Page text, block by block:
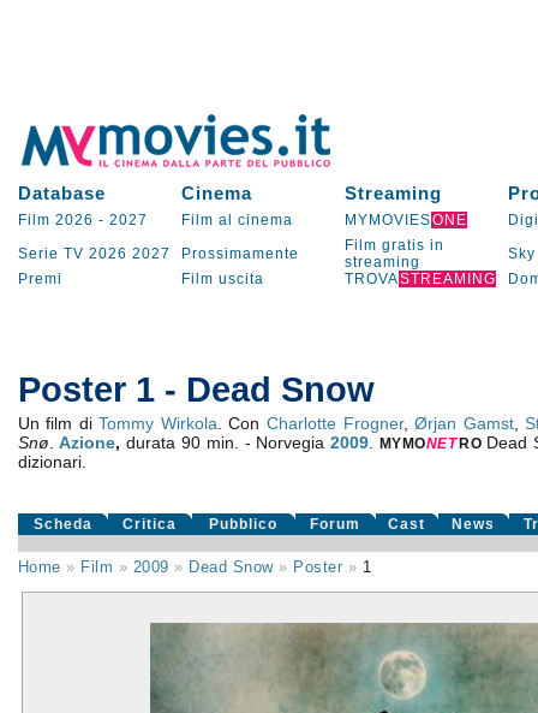
Database Cinema Streaming
Film 2026 - 2027 Film al cinema MYMOVIESONE
Serie TV 2026 2027 Prossimamente
Film gratis in
streaming
Sky
Premi
Film uscita TROVASTREAMING
Poster 1 - Dead Snow
Un film diTommy Wirkola . ConCharlotte Frogner,Ørjan Gamst,
Snø .Azione,durata 90 min. - Norvegia2009 MYMONET RO Dead
dizionari.
Scheda Critica Pubblico Forum Cast News
Home » Film » 2009 » Dead Snow» Poster » 1